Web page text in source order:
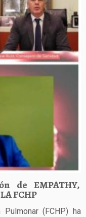
de EMPATHY,
FCHP
(FCHP) ha